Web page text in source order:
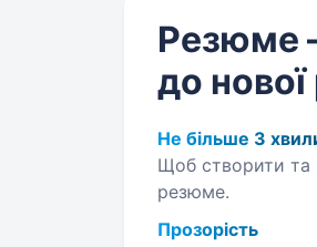
Резюме
до
Не більше 3
Щоб створити та
резюме.
Прозорість